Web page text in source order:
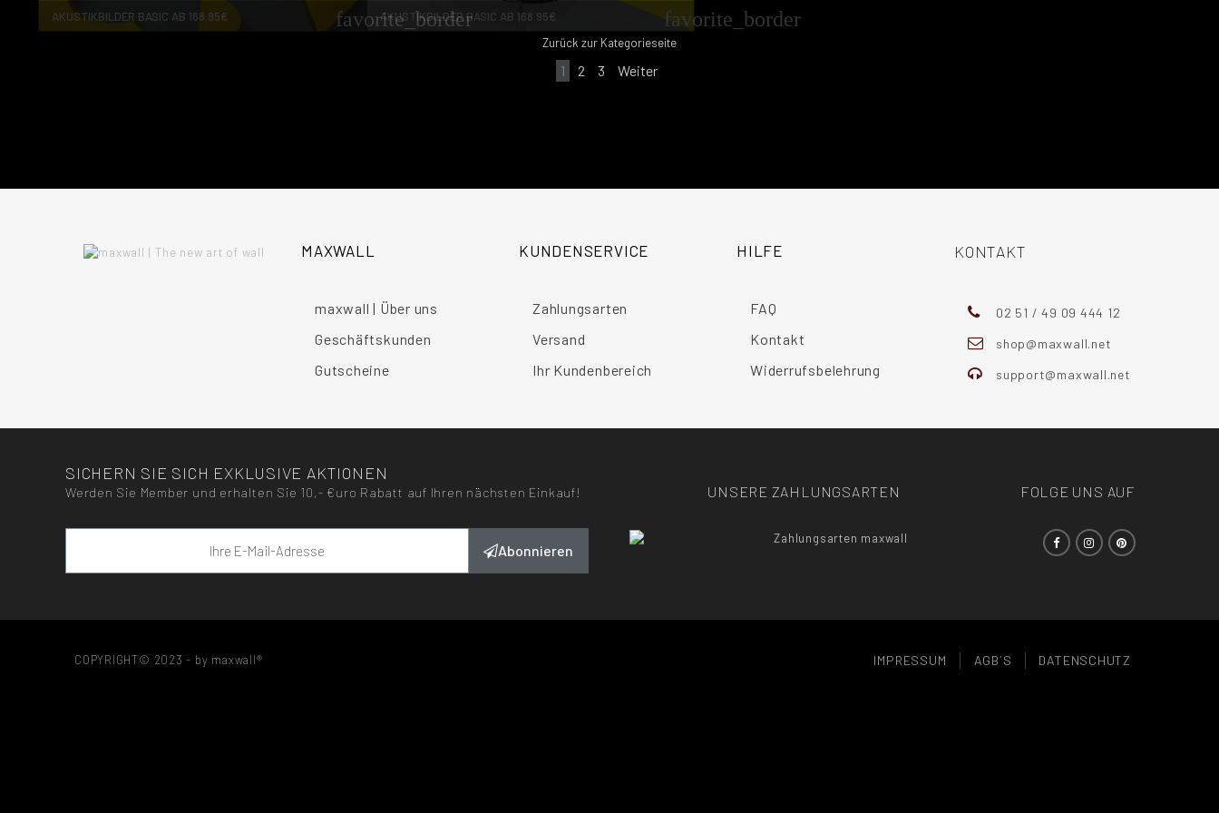
AKUSTIKBILDER BASIC AB 168.95€ favorite_border
AKUSTIKBILDER BASIC AB 168.95€ favorite_border
Zurück zur Kategorieseite
1 2 3 Weiter
MAXWALL
maxwall | Über uns
Geschäftskunden
Gutscheine
KUNDENSERVICE
Zahlungsarten
Versand
Ihr Kundenbereich
HILFE
FAQ
Kontakt
Widerrufsbelehrung
KONTAKT
02 51 / 49 09 444 12
shop@maxwall.net
support@maxwall.net
SICHERN SIE SICH EXKLUSIVE AKTIONEN
Werden Sie Member und erhalten Sie 10,- €uro Rabatt auf Ihren nächsten Einkauf!
Abonnieren
UNSERE ZAHLUNGSARTEN FOLGE UNS AUF
COPYRIGHT© 2023 - by maxwall® IMPRESSUM AGB´S DATENSCHUTZ